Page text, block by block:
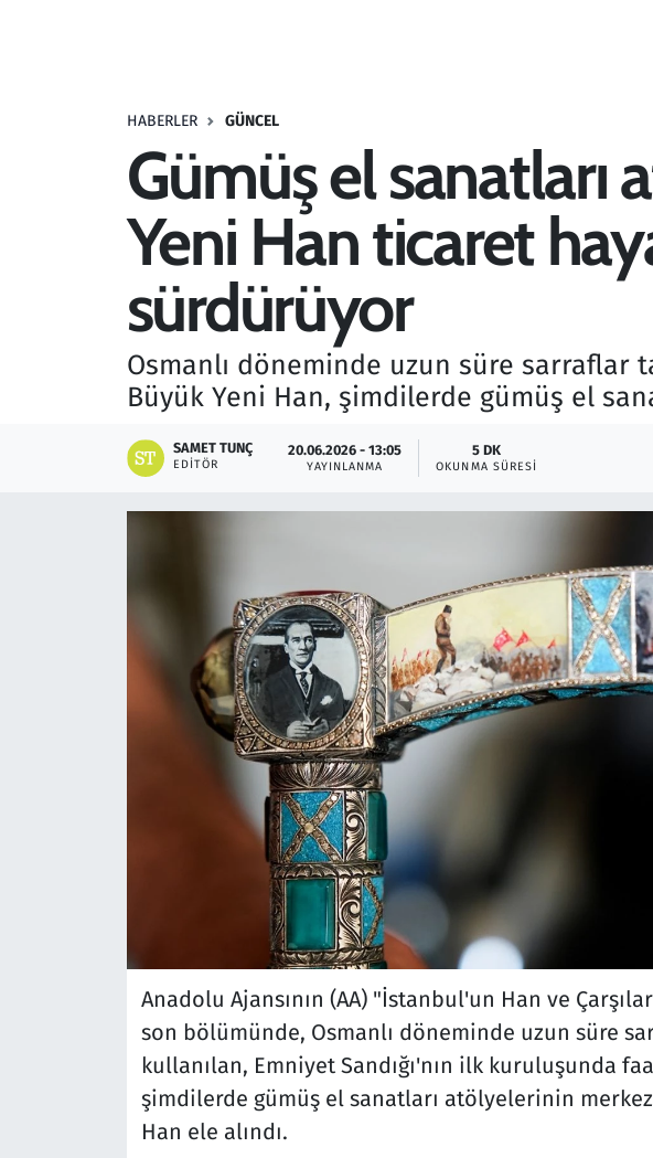
HABERLER GÜNCEL
Gümüş el
Yeni Han ticaret
sürdürüyor
Osmanlı döneminde uzun süre sarraflar
Büyük Yeni Han, şimdilerde gümüş el
SAMET TUNÇ
EDITÖR
20.06.2026 - 13:05
YAYINLANMA
5 DK
OKUNMA SÜRESI
Anadolu Ajansının (AA) "İstanbul'un Han ve
son bölümünde, Osmanlı döneminde uzun süre
kullanılan, Emniyet Sandığı'nın ilk kuruluşunda
şimdilerde gümüş el sanatları atölyelerinin
Han ele alındı.
Savunma Sanayi
Teknoloji ve Bilim
Televizyon